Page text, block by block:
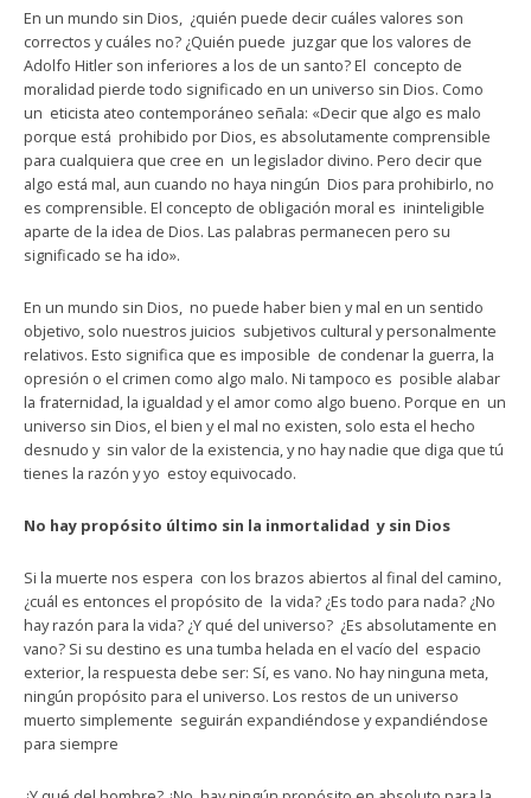
En un mundo sin Dios, ¿quién puede decir cuáles valores son
correctos y cuáles no? ¿Quién puede juzgar que los valores de
Adolfo Hitler son inferiores a los de un santo? El concepto de
moralidad pierde todo significado en un universo sin Dios. Como
un eticista ateo contemporáneo señala: «Decir que algo es malo
porque está prohibido por Dios, es absolutamente comprensible
para cualquiera que cree en un legislador divino. Pero decir que
algo está mal, aun cuando no haya ningún Dios para prohibirlo, no
es comprensible. El concepto de obligación moral es ininteligible
aparte de la idea de Dios. Las palabras permanecen pero su
significado se ha ido».
En un mundo sin Dios, no puede haber bien y mal en un sentido
objetivo, solo nuestros juicios subjetivos cultural y personalmente
relativos. Esto significa que es imposible de condenar la guerra, la
opresión o el crimen como algo malo. Ni tampoco es posible alabar
la fraternidad, la igualdad y el amor como algo bueno. Porque en un
universo sin Dios, el bien y el mal no existen, solo esta el hecho
desnudo y sin valor de la existencia, y no hay nadie que diga que tú
tienes la razón y yo estoy equivocado.
No hay propósito último sin la inmortalidad y sin Dios
Si la muerte nos espera con los brazos abiertos al final del camino,
¿cuál es entonces el propósito de la vida? ¿Es todo para nada? ¿No
hay razón para la vida? ¿Y qué del universo? ¿Es absolutamente en
vano? Si su destino es una tumba helada en el vacío del espacio
exterior, la respuesta debe ser: Sí, es vano. No hay ninguna meta,
ningún propósito para el universo. Los restos de un universo
muerto simplemente seguirán expandiéndose y expandiéndose
para siempre